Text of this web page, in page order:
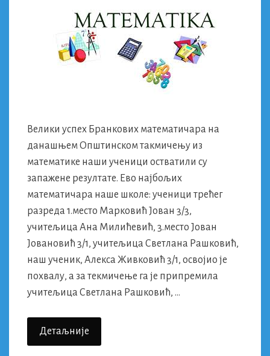
Велики успех Бранкових математичара на
данашњем Општинском такмичењу из
математике наши ученици остватили су
запажене резултате. Ево најбољих
математичара наше школе: ученици трећег
разреда 1.место Марковић Јован 3/3,
учитељица Ана Милићевић, 3.место Јован
Јовановић 3/1, учитељица Светлана Рашковић,
наш ученик, Алекса Живковић 3/1, освојио је
похвалу, а за текмичење га је припремила
учитељица Светлана Рашковић, …
Детаљније
Такмичење